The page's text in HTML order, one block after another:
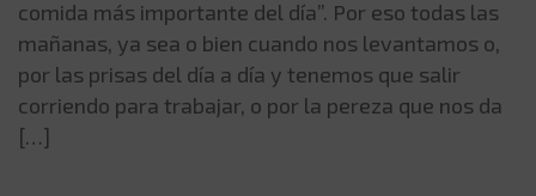
comida más importante del día”. Por eso todas las
mañanas, ya sea o bien cuando nos levantamos o,
por las prisas del día a día y tenemos que salir
corriendo para trabajar, o por la pereza que nos da
[…]